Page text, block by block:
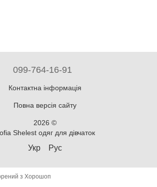
099-764-16-91
Контактна інформація
Повна версія сайту
2026 ©
Shelest одяг для дівчаток
Укр Рус
з Хорошоп